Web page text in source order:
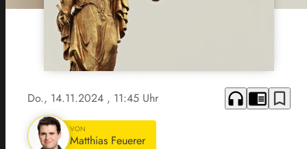
Do., 14.11.2024 , 11:45 Uhr headphones chrome_reader_mode bookmark_border
VON
Matthias Feuerer